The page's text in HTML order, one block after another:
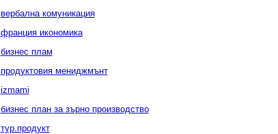
вербална комуникация
франция икономика
бизнес плам
продуктовия мениджмънт
izmami
бизнес план за зърно производство
тур.продукт